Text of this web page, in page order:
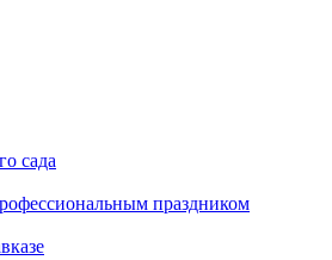
сада
праздником